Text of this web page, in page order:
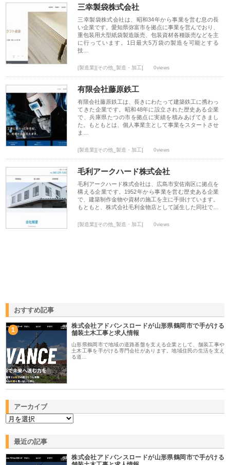
三幸製袋株式会社
三幸製袋株式会社は、昭和34年から事業を営む息の長
い企業です。愛知県弥富市を拠点に事業を営んでおり、
重包装用大型紙袋製造販売、包装資材各種販売などを主
に行っています。1日最大5万袋の製造を可能とする
技…
[製造業][その他_製造・加工] 0views
有限会社藤原鉄工
有限会社藤原鉄工は、長きにわたって建築鉄工に携わっ
てきた企業です。昭和48年に設立された歴史ある企業
で、兵庫県たつの市を拠点に実績を積みあげてきまし
た。もともとは、個人事業主として事業をスタートさせ
ま…
[製造業][その他_製造・加工] 0views
毛利アークハード株式会社
毛利アークハード株式会社は、広島市安佐南区に拠点を
構える企業です。1952年から事業を営む歴史ある企業
で、建築制作金物や資材の施工を主に手掛けています。
もともと、株式会社毛利金物店として誕生した同社で…
[製造業][その他_製造・加工] 0views
おすすめ記事
1
株式会社アドバンスロードが山形県鶴岡市で手がける
舗装土木工事と求人情報
山形県鶴岡市で地域の道路基盤を支える企業として、舗装工事や
土木工事を手がける専門会社があります。地域住民の生活を支え
る道…
アーカイブ
最近の記事
株式会社アドバンスロードが山形県鶴岡市で手がける